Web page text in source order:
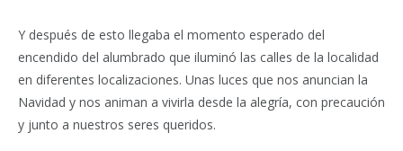
Y después de esto llegaba el momento esperado del
encendido del alumbrado que iluminó las calles de la localidad
en diferentes localizaciones. Unas luces que nos anuncian la
Navidad y nos animan a vivirla desde la alegría, con precaución
y junto a nuestros seres queridos.